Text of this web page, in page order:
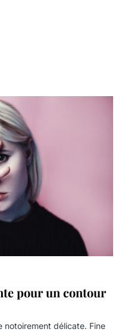
pour un contour
notoirement délicate. Fine